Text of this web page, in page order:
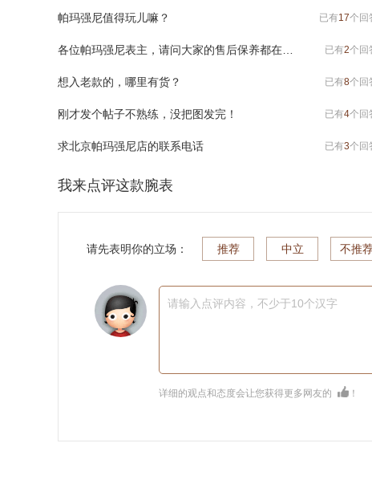
帕玛强尼值得玩儿嘛？ 已有17个回
已有2个回
想入老款的，哪里有货？ 已有8个回
刚才发个帖子不熟练，没把图发完！ 已有4个回
求北京帕玛强尼店的联系电话 已有3个回
我来点评这款腕表
请先表明你的立场： 推荐 中立 不推
请输入点评内容，不少于10个汉字
详细的观点和态度会让您获得更多网友的 ！